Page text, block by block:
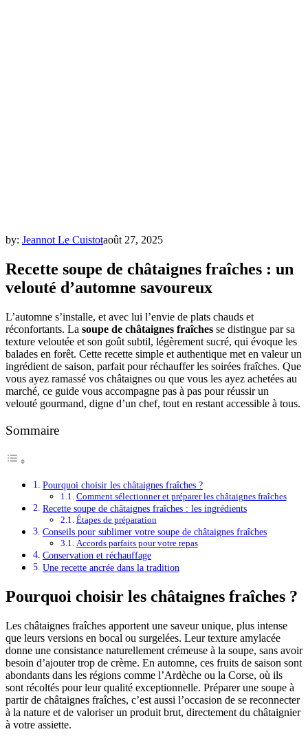
by: Jeannot Le Cuistotaoût 27, 2025
Recette soupe de châtaignes fraîches : un
velouté d’automne savoureux
L’automne s’installe, et avec lui l’envie de plats chauds et
réconfortants. La soupe de châtaignes fraîches se distingue par sa
texture veloutée et son goût subtil, légèrement sucré, qui évoque les
balades en forêt. Cette recette simple et authentique met en valeur un
ingrédient de saison, parfait pour réchauffer les soirées fraîches. Que
vous ayez ramassé vos châtaignes ou que vous les ayez achetées au
marché, ce guide vous accompagne pas à pas pour réussir un
velouté gourmand, digne d’un chef, tout en restant accessible à tous.
Sommaire
Pourquoi choisir les châtaignes fraîches ?
Comment sélectionner et préparer les châtaignes fraîches
Recette soupe de châtaignes fraîches : les ingrédients
Étapes de préparation
Conseils pour sublimer votre soupe de châtaignes fraîches
Accords parfaits pour votre repas
Conservation et réchauffage
Une recette ancrée dans la tradition
Pourquoi choisir les châtaignes fraîches ?
Les châtaignes fraîches apportent une saveur unique, plus intense
que leurs versions en bocal ou surgelées. Leur texture amylacée
donne une consistance naturellement crémeuse à la soupe, sans avoir
besoin d’ajouter trop de crème. En automne, ces fruits de saison sont
abondants dans les régions comme l’Ardèche ou la Corse, où ils
sont récoltés pour leur qualité exceptionnelle. Préparer une soupe à
partir de châtaignes fraîches, c’est aussi l’occasion de se reconnecter
à la nature et de valoriser un produit brut, directement du châtaignier
à votre assiette.